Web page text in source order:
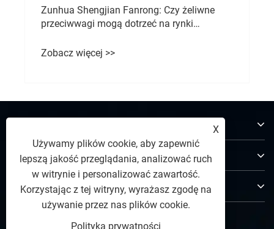
Zunhua Shengjian Fanrong: Czy żeliwne
przeciwwagi mogą dotrzeć na rynki
Zobacz więcej >>
Produkty
Skontaktuj się z nami
X
Używamy plików cookie, aby zapewnić
lepszą jakość przeglądania, analizować ruch
w witrynie i personalizować zawartość.
Korzystając z tej witryny, wyrażasz zgodę na
używanie przez nas plików cookie.
Polityka prywatności